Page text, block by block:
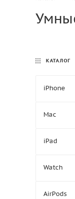
КАТАЛОГ
iPhone
Mac
iPad
Watch
AirPods